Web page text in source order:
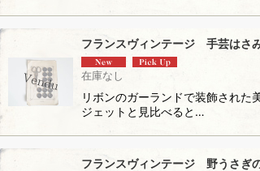
フランスヴィンテージ 手芸はさ
在庫なし
リボンのガーランドで装飾された
ジェットと見比べると…
フランスヴィンテージ 野うさぎ